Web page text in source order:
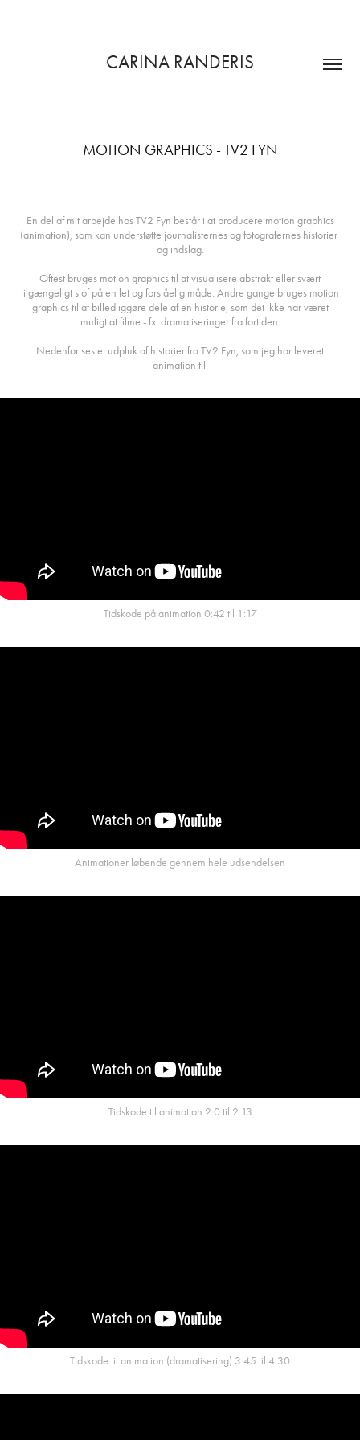
CARINA RANDERIS
MOTION GRAPHICS - TV2 FYN
En del af mit arbejde hos TV2 Fyn består i at producere motion graphics
(animation), som kan understøtte journalisternes og fotografernes historier
og indslag.
Oftest bruges motion graphics til at visualisere abstrakt eller svært
tilgængeligt stof på en let og forståelig måde. Andre gange bruges motion
graphics til at billedliggøre dele af en historie, som det ikke har været
muligt at filme - fx. dramatiseringer fra fortiden.
Nedenfor ses et udpluk af historier fra TV2 Fyn, som jeg har leveret
animation til:
Tidskode på animation 0:42 til 1:17
Animationer løbende gennem hele udsendelsen
Tidskode til animation 2:0 til 2:13
Tidskode til animation (dramatisering) 3:45 til 4:30